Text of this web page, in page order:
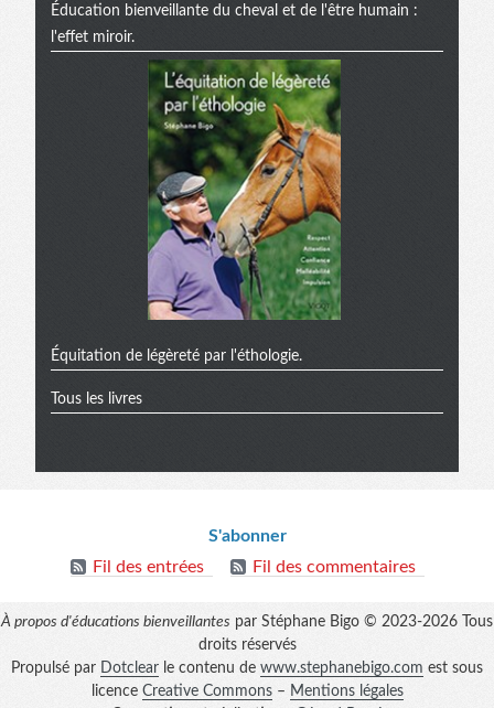
Éducation bienveillante du cheval et de l'être humain :
l'effet miroir.
Équitation de légèreté par l'éthologie.
Tous les livres
Informations
S'abonner
Fil des entrées
Fil des commentaires
À propos d'éducations bienveillantes par Stéphane Bigo © 2023-2026 Tous
droits réservés
Propulsé par Dotclear le contenu de www.stephanebigo.com est sous
licence Creative Commons– Mentions légales